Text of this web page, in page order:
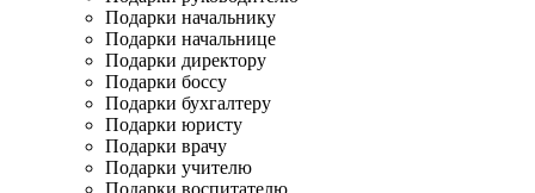
Подарки начальнику
Подарки начальнице
Подарки директору
Подарки боссу
Подарки бухгалтеру
Подарки юристу
Подарки врачу
Подарки учителю
Подарки воспитателю